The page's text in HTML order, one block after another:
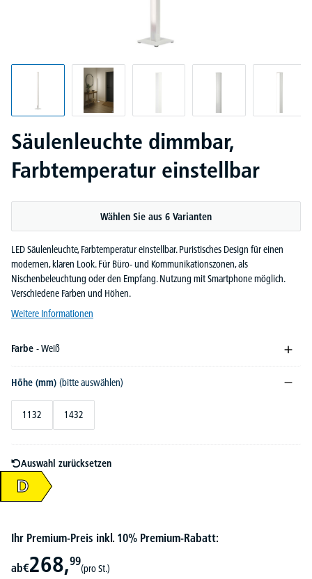
Säulenleuchte dimmbar,
Farbtemperatur einstellbar
Wählen Sie aus 6 Varianten
LED Säulenleuchte, Farbtemperatur einstellbar. Puristisches Design für einen
modernen, klaren Look. Für Büro- und Kommunikationszonen, als
Nischenbeleuchtung oder den Empfang. Nutzung mit Smartphone möglich.
Verschiedene Farben und Höhen.
Weitere Informationen
Farbe - Weiß
Höhe (mm) (bitte auswählen)
1132 1432
Auswahl zurücksetzen
D
Ihr Premium-Preis inkl. 10% Premium-Rabatt:
ab€268,99
(pro St.)